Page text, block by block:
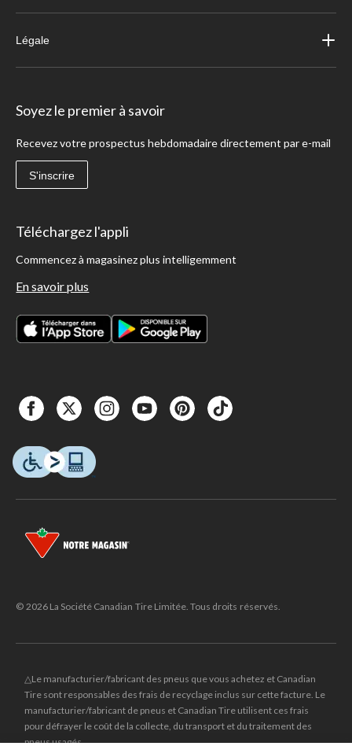
Légale
Soyez le premier à savoir
Recevez votre prospectus hebdomadaire directement par e-mail
S'inscrire
Téléchargez l'appli
Commencez à magasinez plus intelligemment
En savoir plus
© 2026 La Société Canadian Tire Limitée. Tous droits réservés.
△Le manufacturier/fabricant des pneus que vous achetez et Canadian
Tire sont responsables des frais de recyclage inclus sur cette facture. Le
manufacturier/fabricant de pneus et Canadian Tire utilisent ces frais
pour défrayer le coût de la collecte, du transport et du traitement des
pneus usagés.